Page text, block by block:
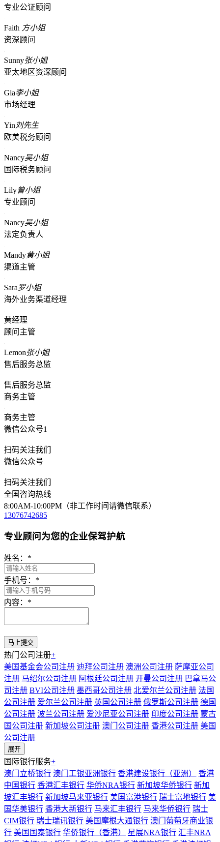
专业公证顾问
Faith 方小姐
资深顾问
Sunny张小姐
亚太地区资深顾问
Gia李小姐
市场经理
Yin 刘先生
欧美税务顾问
Nancy吴小姐
国际税务顾问
Lily曾小姐
专业顾问
Nancy吴小姐
法定负责人
Mandy黄小姐
渠道主管
Sara罗小姐
海外业务渠道经理
黄经理
顾问主管
Lemon张小姐
售后服务总监
售后服务总监
商务主管
商务主管
微信公众号1
扫码关注我们
微信公众号
扫码关注我们
全国咨询热线
8:00AM-10:00PM（非工作时间请微信联系）
13076742685
专业顾问为您的企业保驾护航
姓名： *
手机号： *
内容： *
热门公司注册+
美国基金会公司注册 迪拜公司注册 澳洲公司注册 萨摩亚公司
注册 马绍尔公司注册 阿根廷公司注册 开曼公司注册 巴拿马公
司注册 BVI公司注册 墨西哥公司注册 北爱尔兰公司注册 法国
公司注册 爱尔兰公司注册 英国公司注册 俄罗斯公司注册 德国
公司注册 波兰公司注册 爱沙尼亚公司注册 印度公司注册 蒙古
国公司注册 新加坡公司注册 澳门公司注册 香港公司注册 美国
公司注册
展开
国际银行服务+
澳门立桥银行 澳门工银亚洲银行 香港建设银行（亚洲）
香港
中国银行 香港汇丰银行 华侨NRA银行 新加坡华侨银行 新加
坡汇丰银行 新加坡马来亚银行 美国富港银行 瑞士富地银行 美
国华美银行 香港大新银行 马来汇丰银行 马来华侨银行 瑞士
CIM银行 瑞士瑞讯银行 美国摩根大通银行 澳门葡萄牙商业银
行 美国国泰银行 华侨银行（香港） 星展NRA银行 汇丰NRA